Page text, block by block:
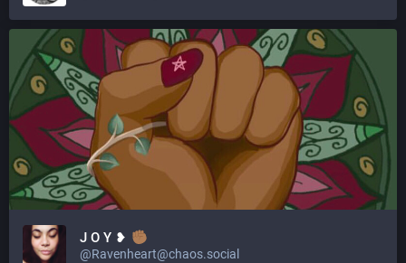
J O Y ❥
@Ravenheart@chaos.social